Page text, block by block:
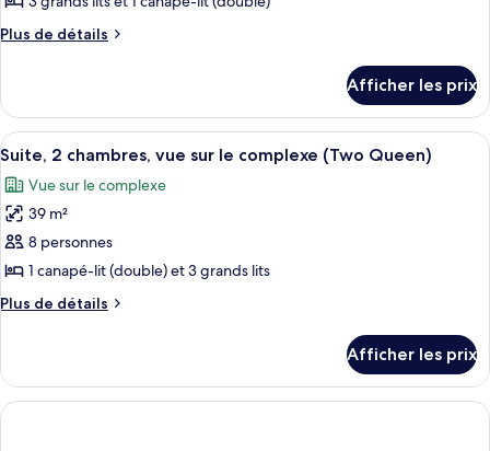
complexe
(King)
(King)
ce
chambre :
Suite,
2
chambres,
vue
sur
la
piscine
(Two
Plus de détails
Plus
Suite,
chambres,
sur
la
(Two
Queen)
Afficher les prix
Afficher
toutes
les
photos
pour
ce
type
de
Suite,
2
chambres,
Une chambre d’hôtel avec deux
4
Suite, 2 chambres, vue sur le complexe (Two Queen)
Vue sur le complexe
39 m²
8 personnes
1 canapé-lit (double) et 3 grands lits
Plus de détails
Plus
Suite,
chambres,
Afficher les prix